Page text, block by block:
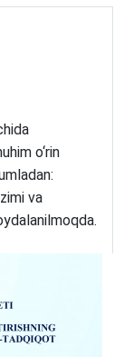
o‘rin
va